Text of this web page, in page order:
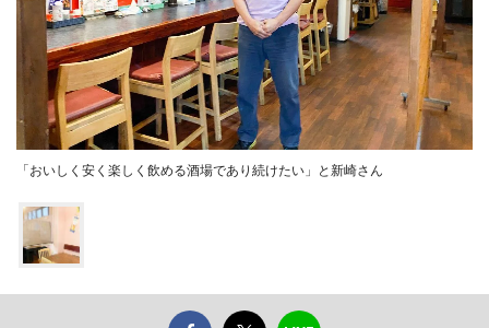
「おいしく安く楽しく飲める酒場であり続けたい」と新崎さん